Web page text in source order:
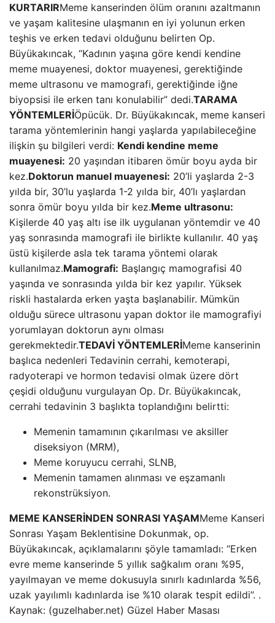
KURTARIRMeme kanserinden ölüm oranını azaltmanın
ve yaşam kalitesine ulaşmanın en iyi yolunun erken
teşhis ve erken tedavi olduğunu belirten Op.
Büyükakıncak, “Kadının yaşına göre kendi kendine
meme muayenesi, doktor muayenesi, gerektiğinde
meme ultrasonu ve mamografi, gerektiğinde iğne
biyopsisi ile erken tanı konulabilir” dedi.TARAMA
YÖNTEMLERİÖpücük. Dr. Büyükakıncak, meme kanseri
tarama yöntemlerinin hangi yaşlarda yapılabileceğine
ilişkin şu bilgileri verdi: Kendi kendine meme
muayenesi: 20 yaşından itibaren ömür boyu ayda bir
kez.Doktorun manuel muayenesi: 20’li yaşlarda 2-3
yılda bir, 30’lu yaşlarda 1-2 yılda bir, 40’lı yaşlardan
sonra ömür boyu yılda bir kez.Meme ultrasonu:
Kişilerde 40 yaş altı ise ilk uygulanan yöntemdir ve 40
yaş sonrasında mamografi ile birlikte kullanılır. 40 yaş
üstü kişilerde asla tek tarama yöntemi olarak
kullanılmaz.Mamografi: Başlangıç ​​mamografisi 40
yaşında ve sonrasında yılda bir kez yapılır. Yüksek
riskli hastalarda erken yaşta başlanabilir. Mümkün
olduğu sürece ultrasonu yapan doktor ile mamografiyi
yorumlayan doktorun aynı olması
gerekmektedir.TEDAVİ YÖNTEMLERİMeme kanserinin
başlıca nedenleri Tedavinin cerrahi, kemoterapi,
radyoterapi ve hormon tedavisi olmak üzere dört
çeşidi olduğunu vurgulayan Op. Dr. Büyükakıncak,
cerrahi tedavinin 3 başlıkta toplandığını belirtti:
Memenin tamamının çıkarılması ve aksiller
diseksiyon (MRM),
Meme koruyucu cerrahi, SLNB,
Memenin tamamen alınması ve eşzamanlı
rekonstrüksiyon.
MEME KANSERİNDEN SONRASI YAŞAMMeme Kanseri
Sonrası Yaşam Beklentisine Dokunmak, op.
Büyükakıncak, açıklamalarını şöyle tamamladı: “Erken
evre meme kanserinde 5 yıllık sağkalım oranı %95,
yayılmayan ve meme dokusuyla sınırlı kadınlarda %56,
uzak yayılımlı kadınlarda ise %10 olarak tespit edildi”. .
Kaynak: (guzelhaber.net) Güzel Haber Masası